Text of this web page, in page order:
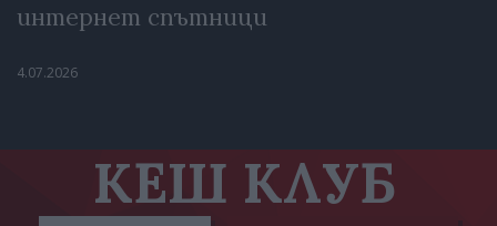
интернет спътници
4.07.2026
КЕШ КЛУБ